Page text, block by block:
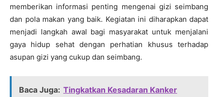
memberikan informasi penting mengenai gizi seimbang
dan pola makan yang baik. Kegiatan ini diharapkan dapat
menjadi langkah awal bagi masyarakat untuk menjalani
gaya hidup sehat dengan perhatian khusus terhadap
asupan gizi yang cukup dan seimbang.
Baca Juga: Tingkatkan Kesadaran Kanker